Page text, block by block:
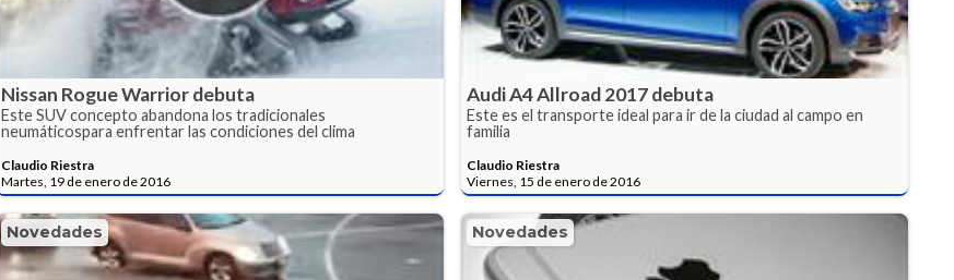
Nissan Rogue Warrior debuta
Este SUV concepto abandona los tradicionales
neumáticospara enfrentar las condiciones del clima
Claudio Riestra
Martes, 19 de enero de 2016
Audi A4 Allroad 2017 debuta
Este es el transporte ideal para ir de la ciudad al campo en
familia
Claudio Riestra
Viernes, 15 de enero de 2016
Novedades Novedades